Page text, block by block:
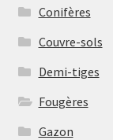
Conifères
Couvre-sols
Demi-tiges
Fougères
Gazon